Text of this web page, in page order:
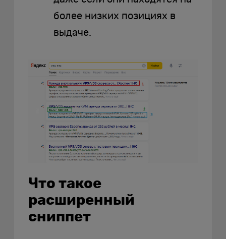
более низких позициях в
выдаче.
Что такое
расширенный
сниппет